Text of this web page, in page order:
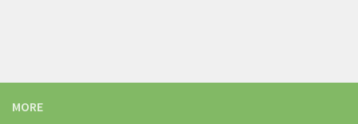
MORE